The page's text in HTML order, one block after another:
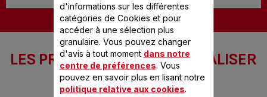
LES PRODUITS SEB POUR RÉALISER
CETTE RECETTE
d'informations sur les différentes
catégories de Cookies et pour
accéder à une sélection plus
granulaire. Vous pouvez changer
d'avis à tout moment dans notre
centre de préférences. Vous
pouvez en savoir plus en lisant notre
politique relative aux cookies.